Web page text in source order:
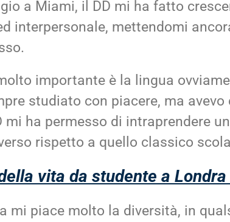
a Miami, il DD mi ha fatto
interpersonale, mettendomi
importante è la lingua
studiato con piacere, ma
mi ha permesso di intraprendere
rispetto a quello classico
vita da studente a
mi piace molto la diversità, in